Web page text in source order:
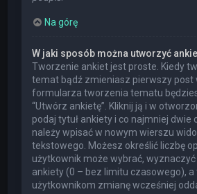
Na górę
W jaki sposób można utworzyć
Tworzenie ankiet jest proste. Kiedy
temat bądź zmieniasz pierwszy post
formularza tworzenia tematu
“Utwórz ankietę”. Kliknij ją i w
podaj tytuł ankiety i co najmniej dwie
należy wpisać w nowym wierszu
tekstowego. Możesz określić liczbę
użytkownik może wybrać,
ankiety (0 – bez limitu czasowego),
użytkownikom zmianę wcześniej